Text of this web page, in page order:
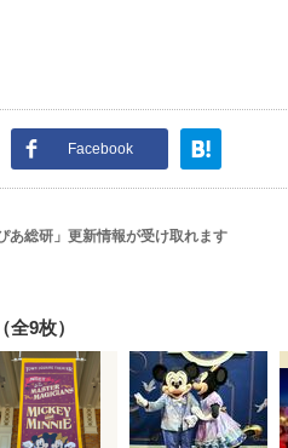
Facebook
あ総研」更新情報が受け取れます
9枚）